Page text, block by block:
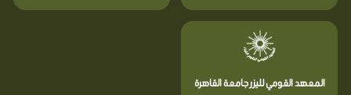
المعهد القومي لليزر جامعة القاهرة